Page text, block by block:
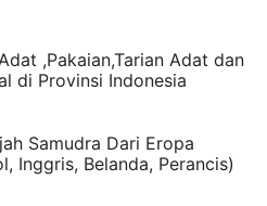
,Pakaian,Tarian Adat dan
di Provinsi Indonesia
Samudra Dari Eropa
Inggris, Belanda, Perancis)